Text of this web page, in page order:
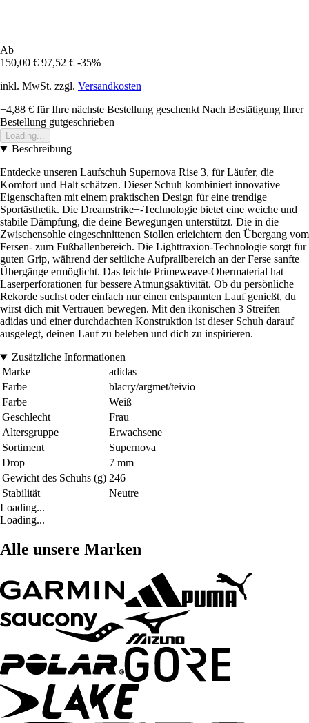
Ab
150,00 € 97,52 € -35%
inkl. MwSt. zzgl. Versandkosten
+4,88 € für Ihre nächste Bestellung geschenkt Nach Bestätigung Ihrer
Bestellung gutgeschrieben
Loading...
Beschreibung
Entdecke unseren Laufschuh Supernova Rise 3, für Läufer, die
Komfort und Halt schätzen. Dieser Schuh kombiniert innovative
Eigenschaften mit einem praktischen Design für eine trendige
Sportästhetik. Die Dreamstrike+-Technologie bietet eine weiche und
stabile Dämpfung, die deine Bewegungen unterstützt. Die in die
Zwischensohle eingeschnittenen Stollen erleichtern den Übergang vom
Fersen- zum Fußballenbereich. Die Lighttraxion-Technologie sorgt für
guten Grip, während der seitliche Aufprallbereich an der Ferse sanfte
Übergänge ermöglicht. Das leichte Primeweave-Obermaterial hat
Laserperforationen für bessere Atmungsaktivität. Ob du persönliche
Rekorde suchst oder einfach nur einen entspannten Lauf genießt, du
wirst dich mit Vertrauen bewegen. Mit den ikonischen 3 Streifen
adidas und einer durchdachten Konstruktion ist dieser Schuh darauf
ausgelegt, deinen Lauf zu beleben und dich zu inspirieren.
Zusätzliche Informationen
Marke
adidas
Farbe
blacry/argmet/teivio
Farbe
Weiß
Geschlecht
Frau
Altersgruppe
Erwachsene
Sortiment
Supernova
Drop
7 mm
Gewicht des Schuhs (g) 246
Stabilität
Neutre
Loading...
Loading...
Alle unsere Marken